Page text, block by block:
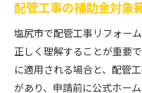
配管工事の補助金対象
塩尻市で配管工事リフォー
正しく理解することが重要
に適用される場合と、配管
があり、申請前に公式ホー